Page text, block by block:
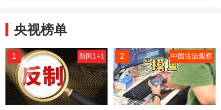
央视榜单
1 新闻1+1 2 中国法治观察